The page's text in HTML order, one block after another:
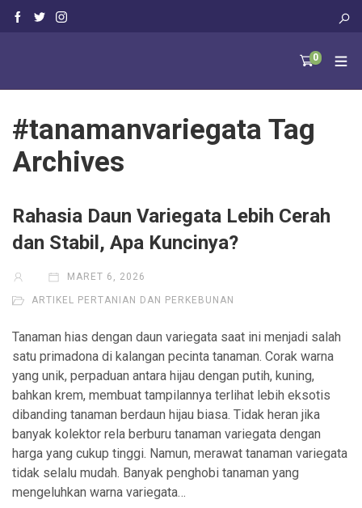
0
#tanamanvariegata Tag
Archives
Rahasia Daun Variegata Lebih Cerah
dan Stabil, Apa Kuncinya?
MARET 6, 2026
ARTIKEL PERTANIAN DAN PERKEBUNAN
Tanaman hias dengan daun variegata saat ini menjadi salah
satu primadona di kalangan pecinta tanaman. Corak warna
yang unik, perpaduan antara hijau dengan putih, kuning,
bahkan krem, membuat tampilannya terlihat lebih eksotis
dibanding tanaman berdaun hijau biasa. Tidak heran jika
banyak kolektor rela berburu tanaman variegata dengan
harga yang cukup tinggi. Namun, merawat tanaman variegata
tidak selalu mudah. Banyak penghobi tanaman yang
mengeluhkan warna variegata…